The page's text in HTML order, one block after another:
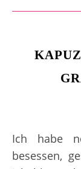
Ich habe noch nie eine ärmellose Weste
besessen,